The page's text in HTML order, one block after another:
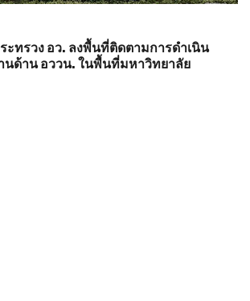
ะทรวง อว. ลงพื้นที่ติดตามการดำเนิน
นด้าน อววน. ในพื้นที่มหาวิทยาลัย